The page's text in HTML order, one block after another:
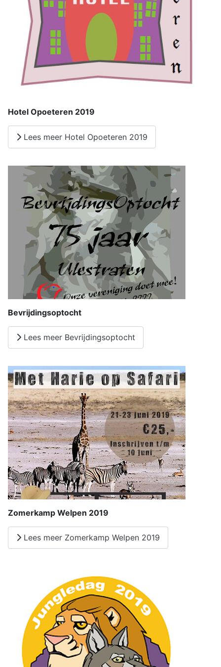
Hotel Opoeteren 2019
Lees meer Hotel Opoeteren 2019
Bevrijdingsoptocht
Lees meer Bevrijdingsoptocht
Zomerkamp Welpen 2019
Lees meer Zomerkamp Welpen 2019